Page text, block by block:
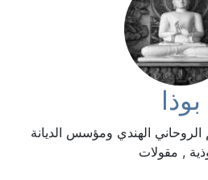
بوذا
الروحاني الهندي ومؤسس الديانة
, مقولات